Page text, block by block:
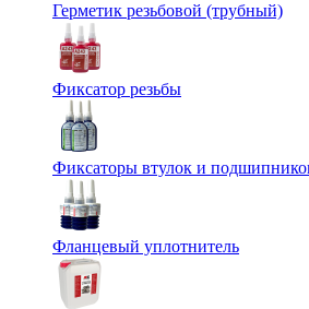
Герметик резьбовой (трубный)
Фиксатор резьбы
Фиксаторы втулок и
Фланцевый уплотнитель